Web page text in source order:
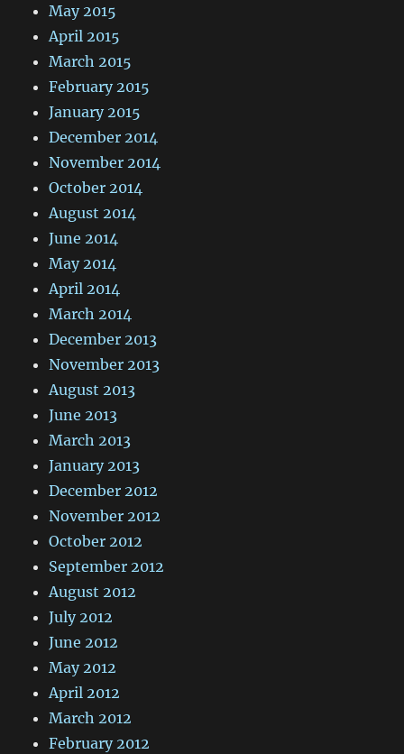
May 2015
April 2015
March 2015
February 2015
January 2015
December 2014
November 2014
October 2014
August 2014
June 2014
May 2014
April 2014
March 2014
December 2013
November 2013
August 2013
June 2013
March 2013
January 2013
December 2012
November 2012
October 2012
September 2012
August 2012
July 2012
June 2012
May 2012
April 2012
March 2012
February 2012